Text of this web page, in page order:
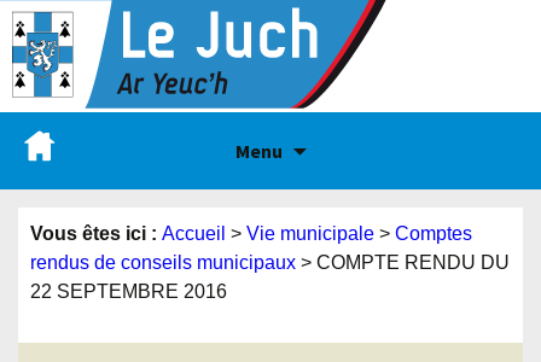
Menu
Vous êtes ici : Accueil > Vie municipale > Comptes
rendus de conseils municipaux > COMPTE RENDU DU
22 SEPTEMBRE 2016